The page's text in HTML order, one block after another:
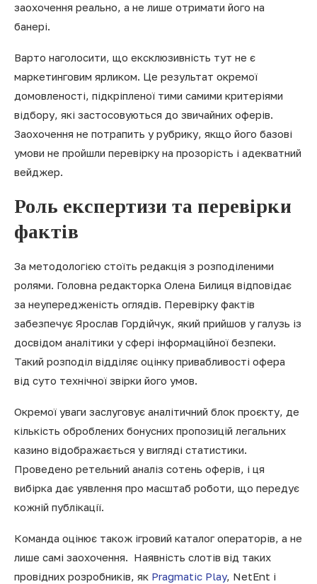
заохочення реально, а не лише отримати його на
банері.
Варто наголосити, що ексклюзивність тут не є
маркетинговим ярликом. Це результат окремої
домовленості, підкріпленої тими самими критеріями
відбору, які застосовуються до звичайних оферів.
Заохочення не потрапить у рубрику, якщо його базові
умови не пройшли перевірку на прозорість і адекватний
вейджер.
Роль експертизи та перевірки
фактів
За методологією стоїть редакція з розподіленими
ролями. Головна редакторка Олена Билиця відповідає
за неупередженість оглядів. Перевірку фактів
забезпечує Ярослав Гордійчук, який прийшов у галузь із
досвідом аналітики у сфері інформаційної безпеки.
Такий розподіл відділяє оцінку привабливості офера
від суто технічної звірки його умов.
Окремої уваги заслуговує аналітичний блок проєкту, де
кількість оброблених бонусних пропозицій легальних
казино відображається у вигляді статистики.
Проведено ретельний аналіз сотень оферів, і ця
вибірка дає уявлення про масштаб роботи, що передує
кожній публікації.
Команда оцінює також ігровий каталог операторів, а не
лише самі заохочення. Наявність слотів від таких
провідних розробників, як Pragmatic Play, NetEnt і